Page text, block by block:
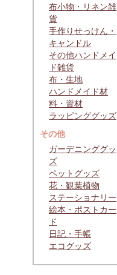
布小物・リネン雑
貨
手作りせっけん・
キャンドル
その他ハンドメイ
ド雑貨
布・生地
ハンドメイド材
料・資材
ラッピンググッズ
その他
ガーデニンググッ
ズ
ペットグッズ
花・観葉植物
ステーショナリー
絵本・ポストカー
ド
日記・手帳
エコグッズ